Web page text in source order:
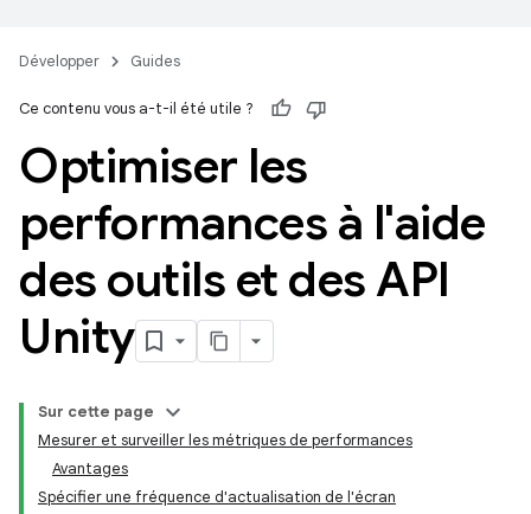
Développer Guides
Ce contenu vous a-t-il été utile ?
Optimiser les
performances à l'aide
des outils et des API
Unity
Sur cette page
Mesurer et surveiller les métriques de performances
Avantages
Spécifier une fréquence d'actualisation de l'écran